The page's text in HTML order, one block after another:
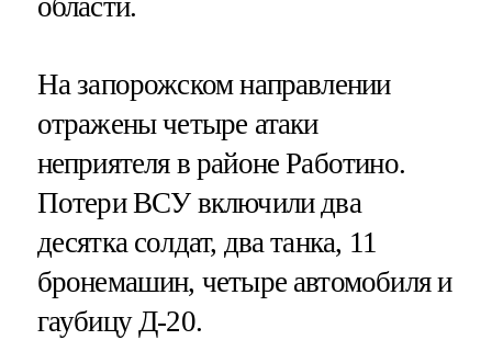
На запорожском направлении
отражены четыре атаки
неприятеля в районе Работино.
Потери ВСУ включили два
десятка солдат, два танка, 11
бронемашин, четыре автомобиля и
гаубицу Д-20.